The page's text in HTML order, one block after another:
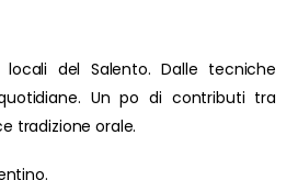
del Salento. Dalle tecniche
Un po di contributi tra
tradizione orale.